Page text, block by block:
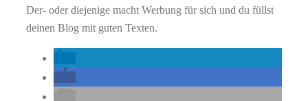
Der- oder diejenige macht Werbung für sich und du füllst
deinen Blog mit guten Texten.